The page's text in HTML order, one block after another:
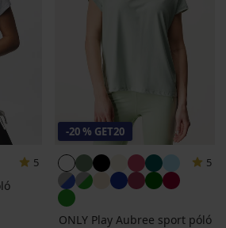
5
-20 % GET20
5
ONLY Play Aubree sport póló